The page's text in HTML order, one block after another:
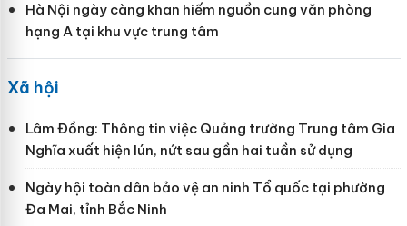
Hà Nội ngày càng khan hiếm nguồn cung văn phòng
hạng A tại khu vực trung tâm
Xã hội
Lâm Đồng: Thông tin việc Quảng trường Trung tâm Gia
Nghĩa xuất hiện lún, nứt sau gần hai tuần sử dụng
Ngày hội toàn dân bảo vệ an ninh Tổ quốc tại phường
Đa Mai, tỉnh Bắc Ninh